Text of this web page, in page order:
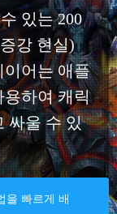
있는 200
강 현실)
이어는 애플
용하여 캐릭
싸울 수 있
을 빠르게 배